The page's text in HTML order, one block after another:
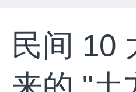
民间 10